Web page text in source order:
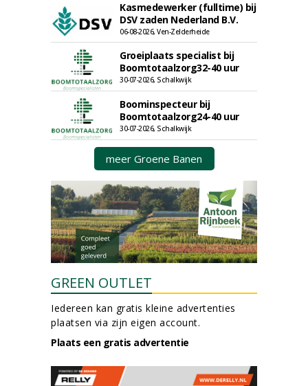
Kasmedewerker (fulltime) bij
DSV zaden Nederland B.V.
06-08-2026, Ven-Zelderheide
Groeiplaats specialist bij
Boomtotaalzorg32-40 uur
30-07-2026, Schalkwijk
Boominspecteur bij
Boomtotaalzorg24-40 uur
30-07-2026, Schalkwijk
meer Groene Banen
GREEN OUTLET
Iedereen kan gratis kleine advertenties
plaatsen via zijn eigen account.
Plaats een gratis advertentie